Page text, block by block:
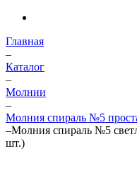
Главная
–
Каталог
–
Молнии
–
Молния спираль №5
–Молния спираль №5
шт.)